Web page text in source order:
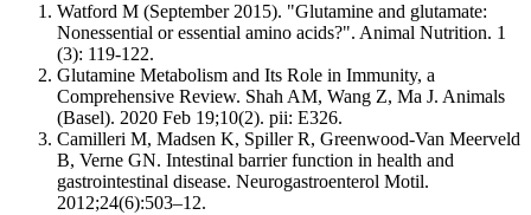
Watford M (September 2015). "Glutamine and glutamate:
Nonessential or essential amino acids?". Animal Nutrition. 1
(3): 119-122.
Glutamine Metabolism and Its Role in Immunity, a
Comprehensive Review. Shah AM, Wang Z, Ma J. Animals
(Basel). 2020 Feb 19;10(2). pii: E326.
Camilleri M, Madsen K, Spiller R, Greenwood-Van Meerveld
B, Verne GN. Intestinal barrier function in health and
gastrointestinal disease. Neurogastroenterol Motil.
2012;24(6):503–12.